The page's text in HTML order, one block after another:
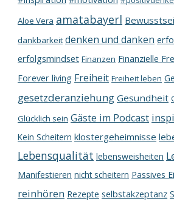
Aloe Vera amatabayerl
dankbarkeit denken und danken
erfolgsmindset Finanzen Finanzielle
Forever living Freiheit Freiheit leben
gesetzderanziehung Gesundheit
Glücklich sein Gäste im Podcast
Kein Scheitern klostergeheimnisse
Lebensqualität lebensweisheiten
Manifestieren nicht scheitern Passives
reinhören Rezepte selbstakzeptanz